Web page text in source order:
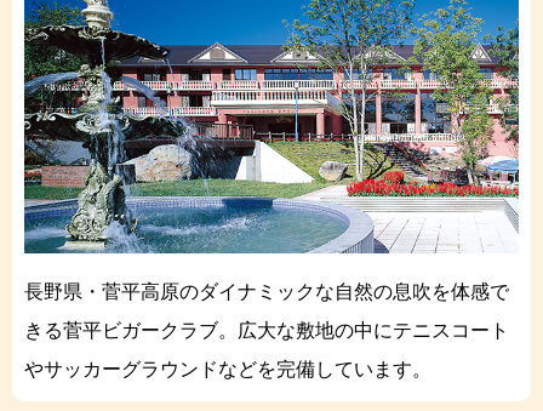
長野県・菅平高原のダイナミックな自然の息吹を体感で
きる菅平ビガークラブ。広大な敷地の中にテニスコート
やサッカーグラウンドなどを完備しています。